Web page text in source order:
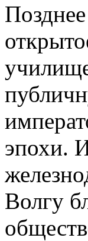
эпохи.
Волгу